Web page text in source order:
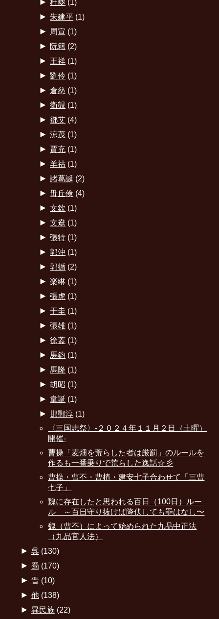
杜夔 (1)
► 朱建平 (1)
► 周宣 (1)
► 阮籍 (2)
► 王祥 (1)
► 劉伶 (1)
► 倉慈 (1)
► 衛覬 (1)
► 鄧艾 (4)
► 涼茂 (1)
► 賈充 (1)
► 羊祜 (1)
► 諸葛誕 (2)
► 毌丘倹 (4)
► 文欽 (1)
► 文鴦 (1)
► 張特 (1)
► 郭沖 (1)
► 郭循 (2)
► 楽綝 (1)
► 張虎 (1)
► 于圭 (1)
► 張雄 (1)
► 徐蓋 (1)
► 馬鈞 (1)
► 馬隆 (1)
► 胡昭 (1)
► 韋誕 (1)
► 邯鄲淳 (1)
〈三国志祭〉-２０２４年１１月２日（土曜）
開催-
曹操「麦畑を荒らした者は厳罰」のルールを
作るも一番乗りで荒らした逸話☆彡
曹操・曹丕・曹植・建安七子合わせて「三曹
七子」
魏に存在したと思われる百日（100日）ルー
ル ～百日守り抜けば降伏しても罪はなし〜
魏（曹丕）によって始められた九品中正法
（九品官人法）
► 呉(130)
► 蜀 (170)
► 晋(10)
► 他(138)
► 異民族(22)